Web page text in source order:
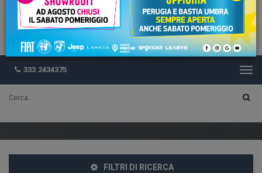
333.2434375
FILTRI DI RICERCA